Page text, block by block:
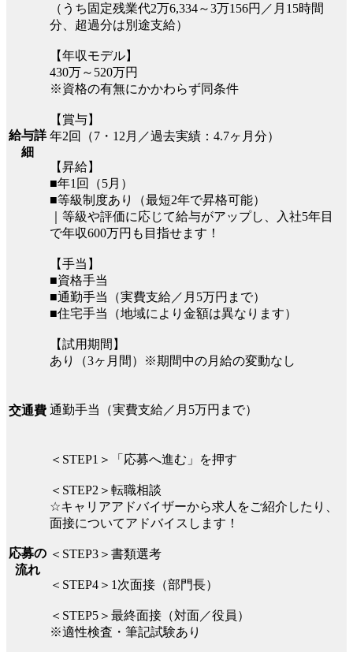
給与詳
細
（うち固定残業代2万6,334～3万156円／月15時間
分、超過分は別途支給）
【年収モデル】
430万～520万円
※資格の有無にかかわらず同条件
【賞与】
年2回（7・12月／過去実績：4.7ヶ月分）
【昇給】
■年1回（5月）
■等級制度あり（最短2年で昇格可能）
｜等級や評価に応じて給与がアップし、入社5年目
で年収600万円も目指せます！
【手当】
■資格手当
■通勤手当（実費支給／月5万円まで）
■住宅手当（地域により金額は異なります）
【試用期間】
あり（3ヶ月間）※期間中の月給の変動なし
交通費 通勤手当（実費支給／月5万円まで）
応募の
流れ
＜STEP1＞「応募へ進む」を押す
＜STEP2＞転職相談
☆キャリアアドバイザーから求人をご紹介したり、
面接についてアドバイスします！
＜STEP3＞書類選考
＜STEP4＞1次面接（部門長）
＜STEP5＞最終面接（対面／役員）
※適性検査・筆記試験あり